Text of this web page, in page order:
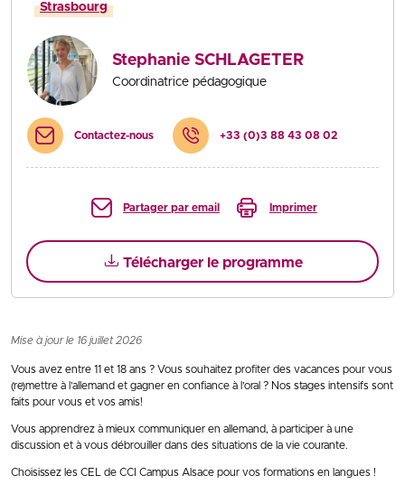
Strasbourg
Stephanie SCHLAGETER
Coordinatrice pédagogique
Contactez-nous +33 (0)3 88 43 08 02
Partager par email Imprimer
Télécharger le programme
Mise à jour le 16 juillet 2026
Vous avez entre 11 et 18 ans ? Vous souhaitez profiter des vacances pour vous
(re)mettre à l’allemand et gagner en confiance à l’oral ? Nos stages intensifs sont
faits pour vous et vos amis!
Vous apprendrez à mieux communiquer en allemand, à participer à une
discussion et à vous débrouiller dans des situations de la vie courante.
Choisissez les CEL de CCI Campus Alsace pour vos formations en langues !